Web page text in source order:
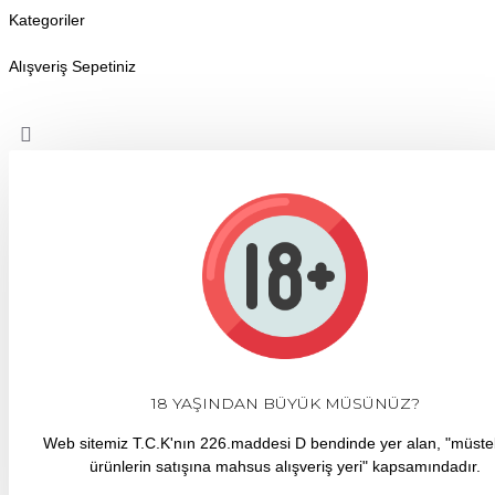
Kategoriler
Alışveriş Sepetiniz
18 YAŞINDAN BÜYÜK MÜSÜNÜZ?
Web sitemiz T.C.K'nın 226.maddesi D bendinde yer alan,
ürünlerin satışına mahsus alışveriş yeri" kapsamındadır.